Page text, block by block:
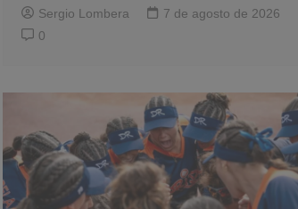
Sergio Lombera
7 de agosto de 2026
0